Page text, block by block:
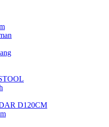
D120CM